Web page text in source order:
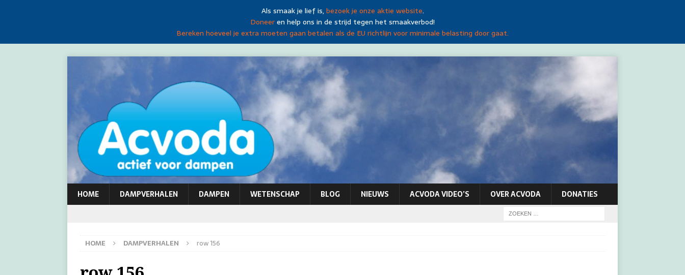
Als smaak je lief is,bezoek je onze aktie website.
Doneeren help ons in de strijd tegen het smaakverbod!
Bereken hoeveel je extra moeten gaan betalen als de EU richtlijn voor minimale belasting door gaat.
HOME DAMPVERHALEN DAMPEN WETENSCHAP BLOG NIEUWS ACVODA VIDEO’S OVER ACVODA DONATIES
HOME DAMPVERHALEN row 156